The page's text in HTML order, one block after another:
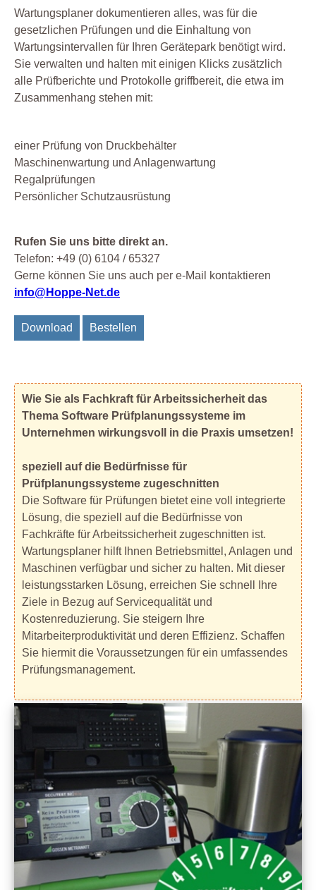
Wartungsplaner dokumentieren alles, was für die
gesetzlichen Prüfungen und die Einhaltung von
Wartungsintervallen für Ihren Gerätepark benötigt wird.
Sie verwalten und halten mit einigen Klicks zusätzlich
alle Prüfberichte und Protokolle griffbereit, die etwa im
Zusammenhang stehen mit:
einer Prüfung von Druckbehälter
Maschinenwartung und Anlagenwartung
Regalprüfungen
Persönlicher Schutzausrüstung
Rufen Sie uns bitte direkt an.
Telefon: +49 (0) 6104 / 65327
Gerne können Sie uns auch per e-Mail kontaktieren
info@Hoppe-Net.de
Download Bestellen
Wie Sie als Fachkraft für Arbeitssicherheit das
Thema Software Prüfplanungssysteme im
Unternehmen wirkungsvoll in die Praxis umsetzen!
speziell auf die Bedürfnisse für
Prüfplanungssysteme zugeschnitten
Die Software für Prüfungen bietet eine voll integrierte
Lösung, die speziell auf die Bedürfnisse von
Fachkräfte für Arbeitssicherheit zugeschnitten ist.
Wartungsplaner hilft Ihnen Betriebsmittel, Anlagen und
Maschinen verfügbar und sicher zu halten. Mit dieser
leistungsstarken Lösung, erreichen Sie schnell Ihre
Ziele in Bezug auf Servicequalität und
Kostenreduzierung. Sie steigern Ihre
Mitarbeiterproduktivität und deren Effizienz. Schaffen
Sie hiermit die Voraussetzungen für ein umfassendes
Prüfungsmanagement.